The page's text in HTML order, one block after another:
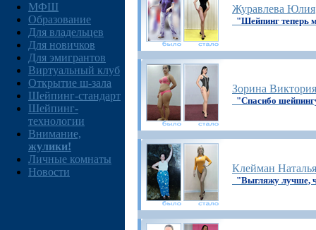
МФШ
Образование
Для владельцев
Для новичков
Для эмигрантов
Виртуальный клуб
Открытие ш-зала
Шейпинг-стандарт
Шейпинг-
технологии
Внимание,
жулики!
Личные комнаты
Новости
Журавлева Юлия
"Шейпинг теперь
Зорина Виктория
"Спасибо
Клейман Наталья
"Выгляжу лучше,